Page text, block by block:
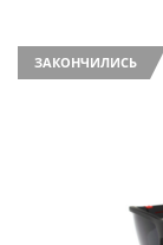
ЗАКОНЧИЛИСЬ